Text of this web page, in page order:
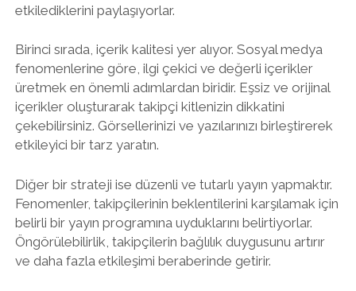
etkilediklerini paylaşıyorlar.
Birinci sırada, içerik kalitesi yer alıyor. Sosyal medya
fenomenlerine göre, ilgi çekici ve değerli içerikler
üretmek en önemli adımlardan biridir. Eşsiz ve orijinal
içerikler oluşturarak takipçi kitlenizin dikkatini
çekebilirsiniz. Görsellerinizi ve yazılarınızı birleştirerek
etkileyici bir tarz yaratın.
Diğer bir strateji ise düzenli ve tutarlı yayın yapmaktır.
Fenomenler, takipçilerinin beklentilerini karşılamak için
belirli bir yayın programına uyduklarını belirtiyorlar.
Öngörülebilirlik, takipçilerin bağlılık duygusunu artırır
ve daha fazla etkileşimi beraberinde getirir.